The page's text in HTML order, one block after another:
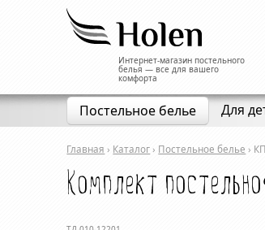
Интернет-магазин постельного
белья — все для вашего
комфорта
Постельное белье Для
Главная › Каталог › Постельное белье ›
Комплект